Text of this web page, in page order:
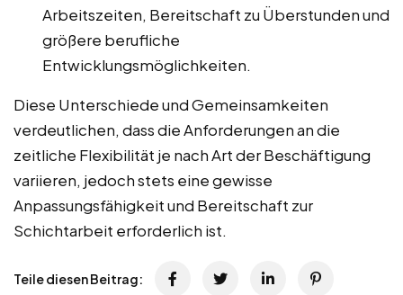
Arbeitszeiten, Bereitschaft zu Überstunden und
größere berufliche
Entwicklungsmöglichkeiten.
Diese Unterschiede und Gemeinsamkeiten
verdeutlichen, dass die Anforderungen an die
zeitliche Flexibilität je nach Art der Beschäftigung
variieren, jedoch stets eine gewisse
Anpassungsfähigkeit und Bereitschaft zur
Schichtarbeit erforderlich ist.
Teile diesen Beitrag: